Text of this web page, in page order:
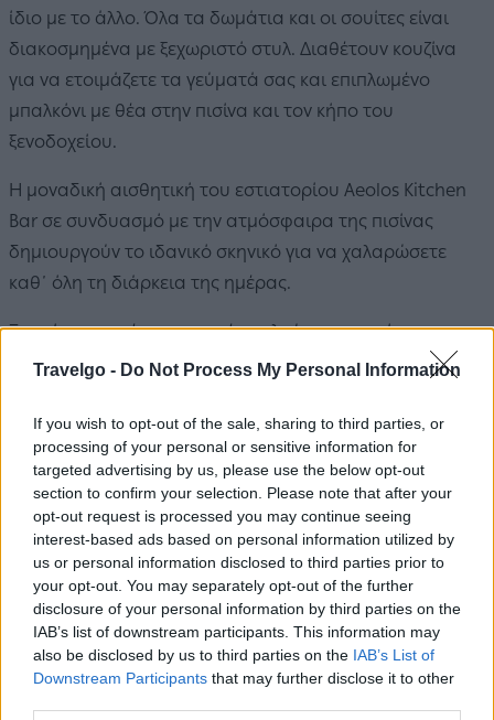
Travelgo - Do Not Process My Personal Information
If you wish to opt-out of the sale, sharing to third parties, or
processing of your personal or sensitive information for
targeted advertising by us, please use the below opt-out
section to confirm your selection. Please note that after your
opt-out request is processed you may continue seeing
interest-based ads based on personal information utilized by
us or personal information disclosed to third parties prior to
your opt-out. You may separately opt-out of the further
disclosure of your personal information by third parties on the
IAB’s list of downstream participants. This information may
also be disclosed by us to third parties on the IAB’s List of
Downstream Participants that may further disclose it to other
ίδιο με το άλλο. Όλα τα δωμάτια και οι σουίτες είναι
διακοσμημένα με ξεχωριστό στυλ. Διαθέτουν κουζίνα
για να ετοιμάζετε τα γεύματά σας και επιπλωμένο
μπαλκόνι με θέα στην πισίνα και τον κήπο του
ξενοδοχείου.
Η μοναδική αισθητική του εστιατορίου Aeolos Kitchen
Bar σε συνδυασμό με την ατμόσφαιρα της πισίνας
δημιουργούν το ιδανικό σκηνικό για να χαλαρώσετε
καθ΄ όλη τη διάρκεια της ημέρας.
Ξεκινήστε τη μέρα σας με ένα πλούσιο πρωινό που
φτιάχνεται με βιολογικά προϊόντα και τα πιο φρέσκα
Συνεχίστε απολαμβάνοντας τα νόστιμα πιάτα που
σερβίρονται στο εστιατόριο το μεσημέρι και
ολοκληρώστε τη μέρα με ένα κοκτέιλ δίπλα στην πισίνα.
Aeolos Boutique Hotel & Suites βρίσκεται στο
κέντρο της περιοχής Καλαμακίου όπου υπάρχει κάτι για
όλους. Στη γειτονιά θα βρείτε εστιατόρια, ταβέρνες,
καταστήματα για αγορές, μίνι μάρκετ, ταξί και στάση
λεωφορείου. Η φανταστική αμμώδης παραλία του
Καλαμακίου απέχει μόλις 400 μ. από το ξενοδοχείο.